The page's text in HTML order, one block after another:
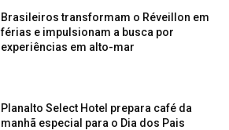
Brasileiros transformam o Réveillon em
férias e impulsionam a busca por
experiências em alto-mar
Planalto Select Hotel prepara café da
manhã especial para o Dia dos Pais